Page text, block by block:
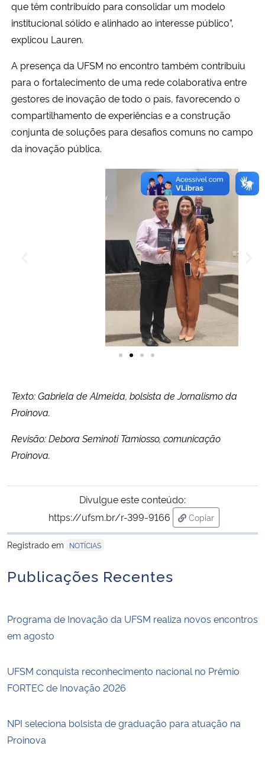
que têm contribuído para consolidar um modelo
institucional sólido e alinhado ao interesse público”,
explicou Lauren.
A presença da UFSM no encontro também contribuiu
para o fortalecimento de uma rede colaborativa entre
gestores de inovação de todo o país, favorecendo o
compartilhamento de experiências e a construção
conjunta de soluções para desafios comuns no campo
da inovação pública.
Texto: Gabriela de Almeida, bolsista de Jornalismo da
Proinova.
Revisão: Debora Seminoti Tamiosso, comunicação
Proinova.
Divulgue este conteúdo:
https://ufsm.br/r-399-9166
Copiar
para área de
Registrado em
NOTÍCIAS
Publicações Recentes
Programa de Inovação da UFSM realiza novos encontros
em agosto
UFSM conquista reconhecimento nacional no Prêmio
FORTEC de Inovação 2026
NPI seleciona bolsista de graduação para atuação na
Proinova